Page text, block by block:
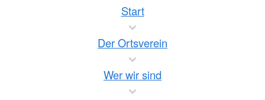
Start
Der Ortsverein
Wer wir sind